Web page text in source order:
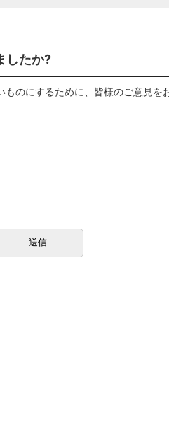
したか?
のにするために、皆様のご意見を